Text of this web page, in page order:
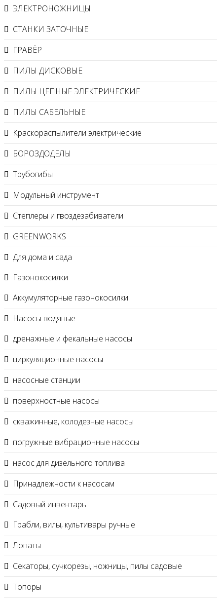
ЭЛЕКТРОНОЖНИЦЫ
СТАНКИ ЗАТОЧНЫЕ
ГРАВЁР
ПИЛЫ ДИСКОВЫЕ
ПИЛЫ ЦЕПНЫЕ ЭЛЕКТРИЧЕСКИЕ
ПИЛЫ САБЕЛЬНЫЕ
Краскораспылители электрические
БОРОЗДОДЕЛЫ
Трубогибы
Модульный инструмент
Степлеры и гвоздезабиватели
GREENWORKS
Для дома и сада
Газонокосилки
Аккумуляторные газонокосилки
Насосы водяные
дренажные и фекальные насосы
циркуляционные насосы
насосные станции
поверхностные насосы
скважинные, колодезные насосы
погружные вибрационные насосы
насос для дизельного топлива
Принадлежности к насосам
Садовый инвентарь
Грабли, вилы, культивары ручные
Лопаты
Секаторы, сучкорезы, ножницы, пилы садовые
Топоры